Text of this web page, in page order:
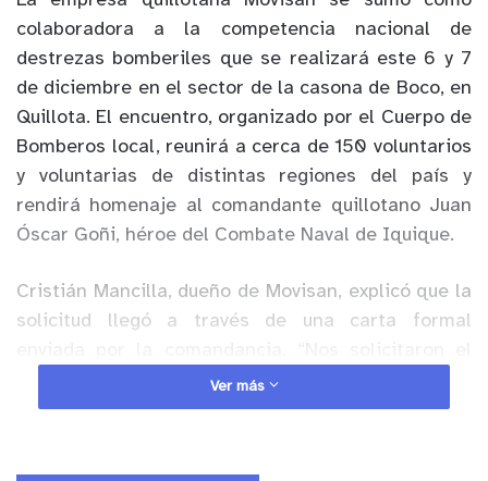
colaboradora a la competencia nacional de
destrezas bomberiles que se realizará este 6 y 7
de diciembre en el sector de la casona de Boco, en
Quillota. El encuentro, organizado por el Cuerpo de
Bomberos local, reunirá a cerca de 150 voluntarios
y voluntarias de distintas regiones del país y
rendirá homenaje al comandante quillotano Juan
Óscar Goñi, héroe del Combate Naval de Iquique.
Cristián Mancilla, dueño de Movisan, explicó que la
solicitud llegó a través de una carta formal
apoyo para una competencia para la paga de
incendios. Esto se gestó mediante una carta
Ver más